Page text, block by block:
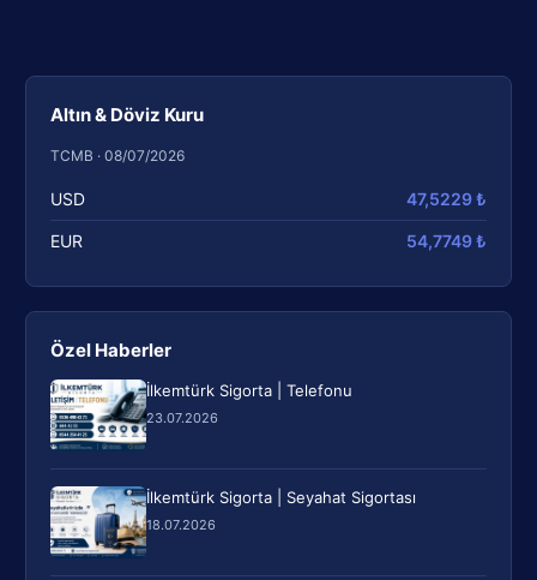
Altın & Döviz Kuru
TCMB · 08/07/2026
USD 47,5229 ₺
EUR 54,7749 ₺
Özel Haberler
İlkemtürk Sigorta | Telefonu
23.07.2026
İlkemtürk Sigorta | Seyahat Sigortası
18.07.2026